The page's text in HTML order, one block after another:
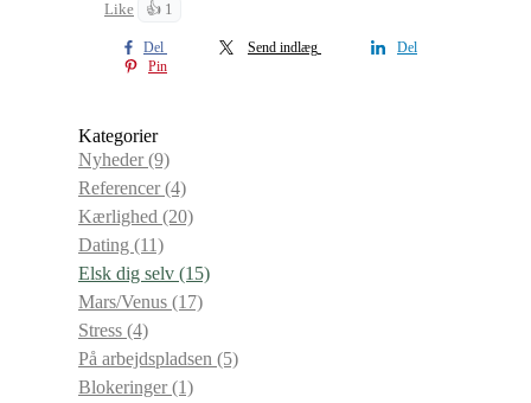
Like 👍 1
Del Send indlæg
Del
Pin
Kategorier
Nyheder(9)
Referencer(4)
Kærlighed (20)
Dating (11)
Elsk dig selv (15)
Mars/Venus (17)
Stress (4)
På arbejdspladsen (5)
Blokeringer(1)